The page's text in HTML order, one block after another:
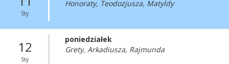
Sty
Honoraty, Teodozjusza, Matyldy
12
Sty
poniedziałek
Grety, Arkadiusza, Rajmunda